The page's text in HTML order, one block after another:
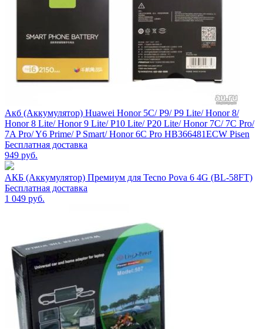
Акб (Аккумулятор) Huawei Honor 5C/ P9/ P9 Lite/ Honor 8/
Honor 8 Lite/ Honor 9 Lite/ P10 Lite/ P20 Lite/ Honor 7C/ 7C Pro/
7A Pro/ Y6 Prime/ P Smart/ Honor 6C Pro HB366481ECW Pisen
Бесплатная доставка
949 руб.
АКБ (Аккумулятор) Премиум для Tecno Pova 6 4G (BL-58FT)
Бесплатная доставка
1 049 руб.